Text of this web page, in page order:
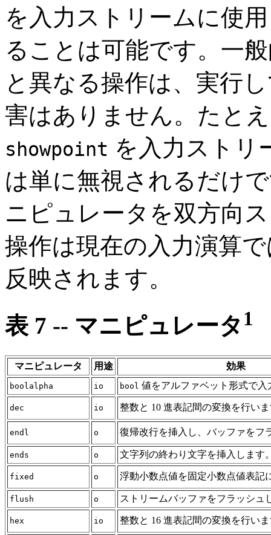
を入力ストリームに使
ることは可能です。一
と異なる操作は、実行
害はありません。たと
showpoint を入力ストリ
は単に無視されるだけ
ニピュレータを双方向
操作は現在の入力演算
反映されます。
表 7 -- マニピュレータ 1
マニピュレータ 用途 効果
boolalpha io bool 値をアルファベット形式で入
dec io 整数と 10 進表記間の変換を行い
endl o 復帰改行を挿入し、バッファをフ
ends o 文字列の終わり文字を挿入します
fixed o 浮動小数点値を固定小数点値表記
flush o ストリームバッファをフラッシュ
hex io 整数と 16 進表記間の変換を行い